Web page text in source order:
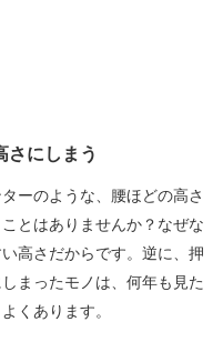
さにしまう
ーのような、腰ほどの高さ
とはありませんか？なぜな
高さだからです。逆に、押
まったモノは、何年も見た
くあります。